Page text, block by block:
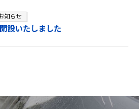
知らせ
設いたしました